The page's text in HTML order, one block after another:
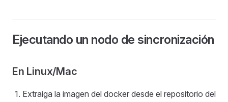
Ejecutando un nodo de sincronización
En Linux/Mac
Extraiga la imagen del docker desde el repositorio del